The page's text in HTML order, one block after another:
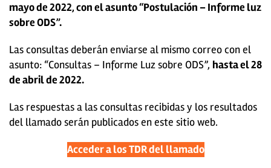
mayo de 2022, con el asunto “Postulación – Informe luz
sobre ODS”.
Las consultas deberán enviarse al mismo correo con el
asunto: “Consultas – Informe Luz sobre ODS”, hasta el 28
de abril de 2022.
Las respuestas a las consultas recibidas y los resultados
del llamado serán publicados en este sitio web.
Acceder a los TDR del llamado